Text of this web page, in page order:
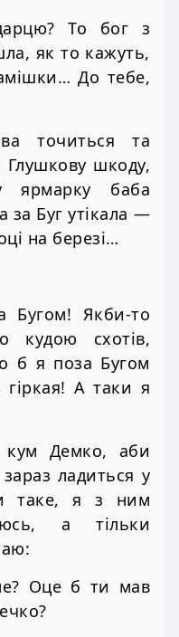
То бог з
як то кажуть,
До тебе,
точиться та
Глушкову шкоду,
ярмарку баба
за Буг утікала —
на березі…
Якби-то
кудою схотів,
б я поза Бугом
гіркая! А таки я
Демко, аби
ладиться у
таке, я з ним
а тільки
Оце б ти мав